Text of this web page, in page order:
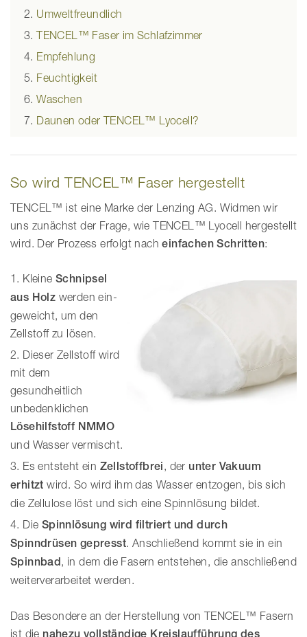
Umweltfreundlich
TENCEL™ Faser im Schlafzimmer
Empfehlung
Feuchtigkeit
Waschen
Daunen oder TENCEL™ Lyocell?
So wird TENCEL™ Faser hergestellt
TENCEL™ ist eine Marke der Lenzing AG. Widmen wir
uns zunächst der Frage, wie TENCEL™ Lyocell hergestellt
wird. Der Prozess erfolgt nacheinfachen Schritten:
KleineSchnipsel
aus Holz werden ein­
geweicht, um den
Zellstoff zu lösen.
Dieser Zellstoff wird
mit dem
gesundheitlich
unbedenklichen
Lösehilfstoff NMMO
und Wasser vermischt.
Es entsteht ein Zellstoffbrei, der unter Vakuum
erhitzt wird. So wird ihm das Wasser entzogen, bis sich
die Zellulose löst und sich eine Spinnlösung bildet.
Die Spinnlösung wird filtriert und durch
Spinndrüsen gepresst. Anschließend kommt sie in ein
Spinnbad, in dem die Fasern entstehen, die anschließend
weiterverarbeitet werden.
Das Besondere an der Herstellung von TENCEL™ Fasern
ist die nahezu vollständige Kreislaufführung des